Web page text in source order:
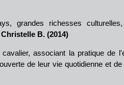
grandes richesses
B. (2014)
associant la pratique de
de leur vie quotidienne et